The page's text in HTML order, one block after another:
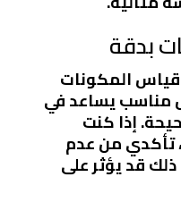
بدقة
قياس المكونات
مناسب يساعد في
إذا كنت
تأكدي من عدم
ذلك قد يؤثر على